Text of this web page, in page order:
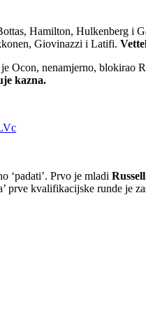
Hamilton, Hulkenberg i
Giovinazzi i Latifi.
Ocon, nenamjerno, blokirao
kazna.
‘padati’. Prvo je mladi Russell
prve kvalifikacijske runde je